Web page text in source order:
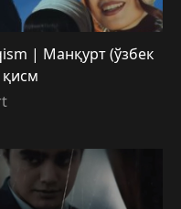
| Манқурт (ўзбек